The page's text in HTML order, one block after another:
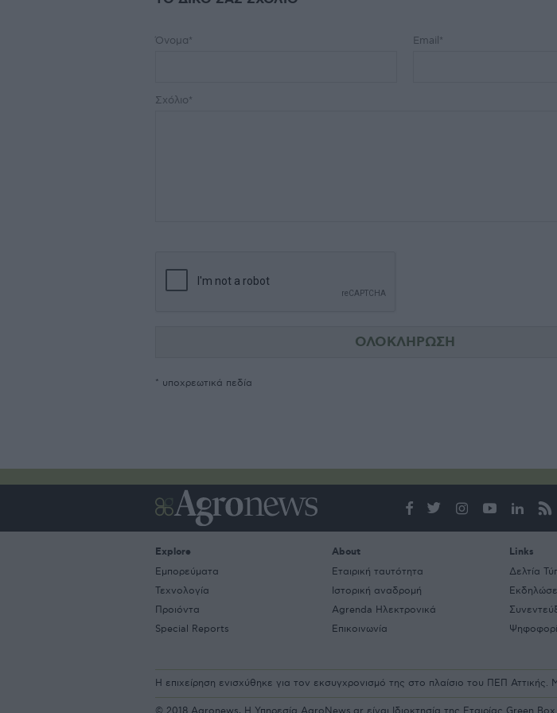
Όνομα* Email*
Σχόλιο*
* υποχρεωτικά πεδία
Explore
Εμπορεύματα
Τεχνολογία
Προιόντα
Special Reports
About
Εταιρική ταυτότητα
Ιστορική αναδρομή
Agrenda Ηλεκτρονικά
Επικοινωνία
Links
Δελτία
Η επιχείρηση ενισχύθηκε για τον εκσυγχρονισμό της στο πλαίσιο του ΠΕΠ